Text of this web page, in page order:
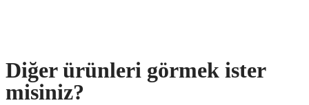
Diğer ürünleri görmek ister
misiniz?